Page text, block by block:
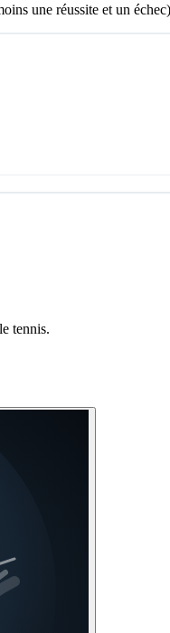
une réussite et un
tennis.